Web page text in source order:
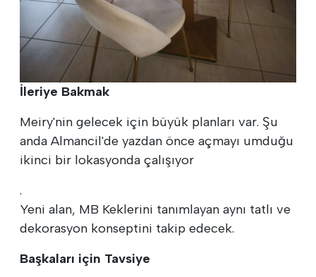
İleriye Bakmak
Meiry'nin gelecek için büyük planları var. Şu
anda Almancil'de yazdan önce açmayı umduğu
ikinci bir lokasyonda çalışıyor
.
Yeni alan, MB Keklerini tanımlayan aynı tatlı ve
dekorasyon konseptini takip edecek.
Başkaları için Tavsiye